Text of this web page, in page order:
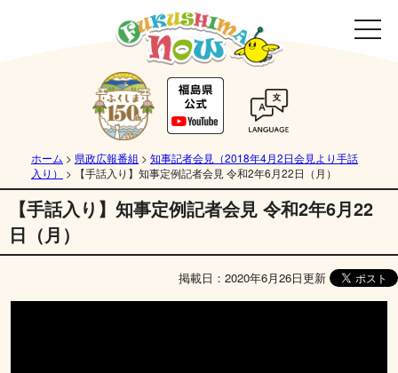
ホーム > 県政広報番組 > 知事記者会見（2018年4月2日会見より手話
入り）
> 【手話入り】知事定例記者会見 令和2年6月22日（月）
【手話入り】知事定例記者会見 令和2年6月22
日（月）
掲載日：2020年6月26日更新